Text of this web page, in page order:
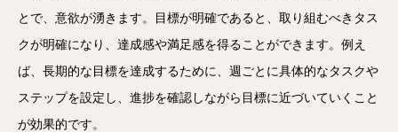
とで、意欲が湧きます。目標が明確であると、取り組むべきタス
クが明確になり、達成感や満足感を得ることができます。例え
ば、長期的な目標を達成するために、週ごとに具体的なタスクや
ステップを設定し、進捗を確認しながら目標に近づいていくこと
が効果的です。